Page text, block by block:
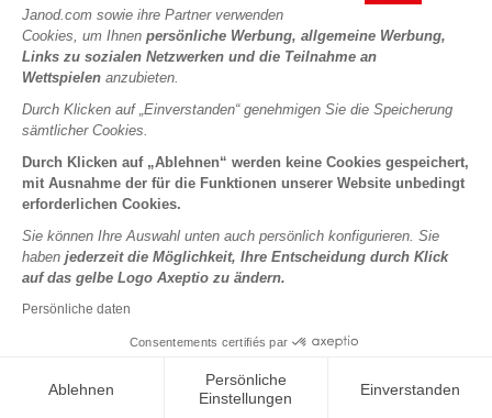
Janod.com sowie ihre Partner verwenden
Cookies, um Ihnen persönliche Werbung, allgemeine Werbung,
Links zu sozialen Netzwerken und die Teilnahme an
Wettspielen anzubieten.
Durch Klicken auf „Einverstanden“ genehmigen Sie die Speicherung
sämtlicher Cookies.
Durch Klicken auf „Ablehnen“ werden keine Cookies gespeichert,
mit Ausnahme der für die Funktionen unserer Website unbedingt
erforderlichen Cookies.
Sie können Ihre Auswahl unten auch persönlich konfigurieren. Sie
haben jederzeit die Möglichkeit, Ihre Entscheidung durch Klick
auf das gelbe Logo Axeptio zu ändern.
Persönliche daten
Consentements certifiés par
Ablehnen
Persönliche
Einstellungen
Einverstanden
Persönliche daten
Cookies
Nutzungsbedingungen #YesJanod
CSR-Verpflichtungen
Was ist FSC®?
Sicheres Bezahlen
Lieferbedingungen
Spielregeln und Anleitungen
Lose Stücke
Kinderaktivitäten zum Download
PROFESSIONAL
Pressekontakte
Copyright © 2026 Janod - Alle Rechte vorbehalten -
Hinweise